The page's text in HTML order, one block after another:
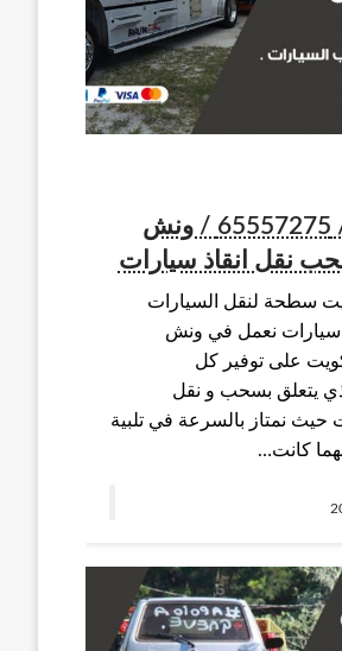
ونش الضباعية / 65557275 / ونش
نقل انقاذ سيارات
سطحة لنقل السيارات
نعمل في ونش
على توفير كل
يتعلق بسحب و نقل
حيث نمتاز بالسرعة في تلبية
كانت…